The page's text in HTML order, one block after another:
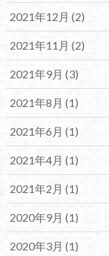
2021年12月 (2)
2021年11月 (2)
2021年9月 (3)
2021年8月 (1)
2021年6月 (1)
2021年4月 (1)
2021年2月 (1)
2020年9月 (1)
2020年3月 (1)